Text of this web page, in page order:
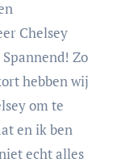
Chelsey
Zo
hebben wij
om te
en ik ben
echt alles